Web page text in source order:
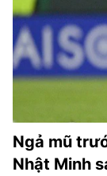
Ngả mũ
Nhật Minh